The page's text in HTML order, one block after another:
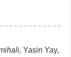
Yasin Yay,